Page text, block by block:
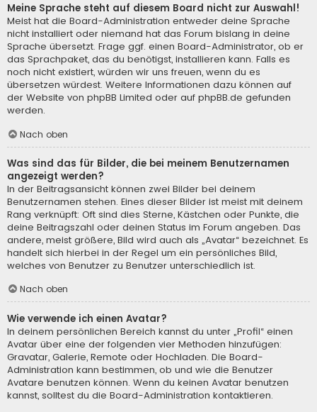
Meine Sprache steht auf diesem Board nicht zur Auswahl!
Meist hat die Board-Administration entweder deine Sprache
nicht installiert oder niemand hat das Forum bislang in deine
Sprache übersetzt. Frage ggf. einen Board-Administrator, ob er
das Sprachpaket, das du benötigst, installieren kann. Falls es
noch nicht existiert, würden wir uns freuen, wenn du es
übersetzen würdest. Weitere Informationen dazu können auf
der Website von phpBB Limited oder auf phpBB.de gefunden
werden.
Nach oben
Was sind das für Bilder, die bei meinem Benutzernamen
angezeigt werden?
In der Beitragsansicht können zwei Bilder bei deinem
Benutzernamen stehen. Eines dieser Bilder ist meist mit deinem
Rang verknüpft: Oft sind dies Sterne, Kästchen oder Punkte, die
deine Beitragszahl oder deinen Status im Forum angeben. Das
andere, meist größere, Bild wird auch als „Avatar“ bezeichnet. Es
handelt sich hierbei in der Regel um ein persönliches Bild,
welches von Benutzer zu Benutzer unterschiedlich ist.
Nach oben
Wie verwende ich einen Avatar?
In deinem persönlichen Bereich kannst du unter „Profil“ einen
Avatar über eine der folgenden vier Methoden hinzufügen:
Gravatar, Galerie, Remote oder Hochladen. Die Board-
Administration kann bestimmen, ob und wie die Benutzer
Avatare benutzen können. Wenn du keinen Avatar benutzen
kannst, solltest du die Board-Administration kontaktieren.